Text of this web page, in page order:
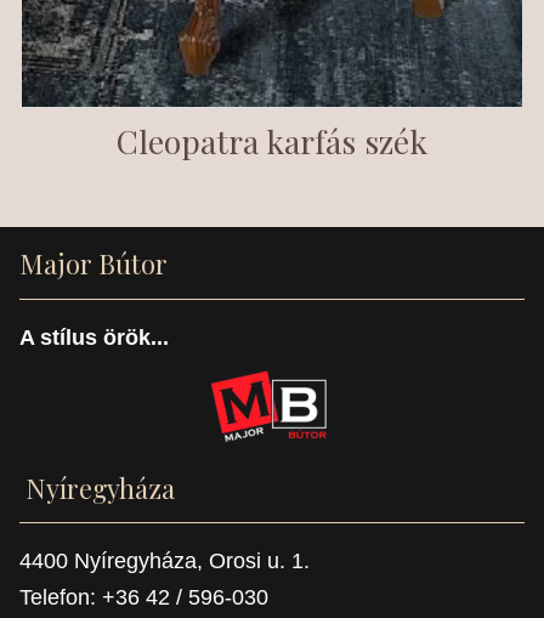
Cleopatra karfás szék
Major Bútor
A stílus örök...
Nyíregyháza
4400 Nyíregyháza, Orosi u. 1.
Telefon: +36 42 / 596-030